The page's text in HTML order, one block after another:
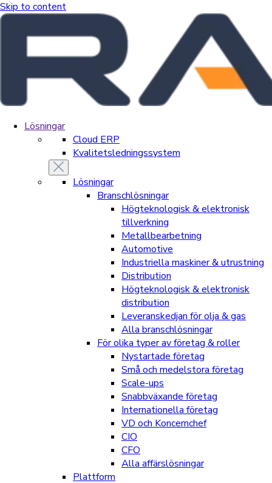
Skip to content
Lösningar
Cloud ERP
Kvalitetsledningssystem
Lösningar
Branschlösningar
Högteknologisk & elektronisk
tillverkning
Metallbearbetning
Automotive
Industriella maskiner & utrustning
Distribution
Högteknologisk & elektronisk
distribution
Leveranskedjan för olja & gas
Alla branschlösningar
För olika typer av företag & roller
Nystartade företag
Små och medelstora företag
Scale-ups
Snabbväxande företag
Internationella företag
VD och Koncernchef
CIO
CFO
Alla affärslösningar
Plattform